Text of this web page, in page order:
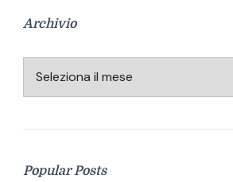
Archivio
Archivio
Popular Posts